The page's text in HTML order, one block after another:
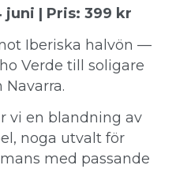
juni | Pris: 399 kr
Iberiska halvön —
Verde till soligare
Navarra.
vi en blandning av
noga utvalt för
med passande